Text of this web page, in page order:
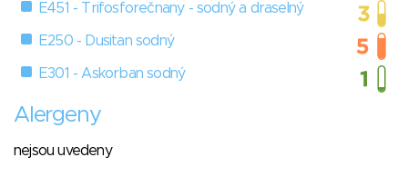
E451 - Trifosforečnany - sodný a draselný
E250 - Dusitan sodný
E301 - Askorban sodný
Alergeny
nejsou uvedeny